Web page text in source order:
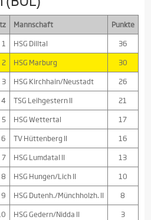
Mannschaft
Punkte
1
HSG Dilltal
36
2
HSG Marburg
30
3
HSG Kirchhain/Neustadt
26
4
TSG Leihgestern II
21
5
HSG Wettertal
17
6
TV Hüttenberg II
16
7
HSG Lumdatal II
13
8
HSG Hungen/Lich II
10
9
HSG Dutenh./Münchholzh. II
8
HSG Gedern/Nidda II
3